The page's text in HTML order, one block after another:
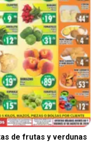
de frutas y verdunas